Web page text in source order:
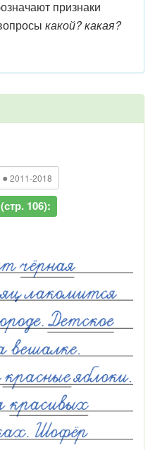
признаки
какой? какая?
● 2011-2018
106):